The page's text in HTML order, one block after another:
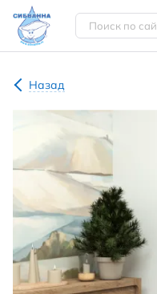
Назад